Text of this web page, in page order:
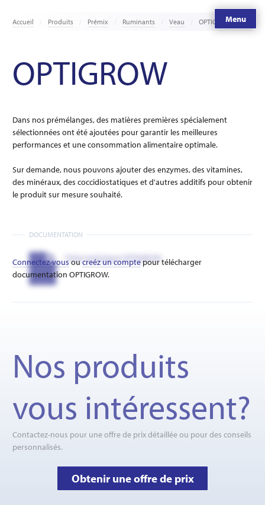
Menu
Accueil Produits Prémix Ruminants Veau OPTIGROW
OPTIGROW
Dans nos prémélanges, des matières premières spécialement
sélectionnées ont été ajoutées pour garantir les meilleures
performances et une consommation alimentaire optimale.
Sur demande, nous pouvons ajouter des enzymes, des vitamines,
des minéraux, des coccidiostatiques et d'autres additifs pour obtenir
le produit sur mesure souhaité.
DOCUMENTATION
Fiche technique OPTIGROW
Connectez-vousoucreéz un comptepour télécharger
documentation OPTIGROW.
Nos produits
vous intéressent?
Contactez-nous pour une offre de prix détaillée ou pour des conseils
personnalisés.
Obtenir une offre de prix